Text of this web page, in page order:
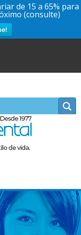
de 15 a 65% para
(consulte)